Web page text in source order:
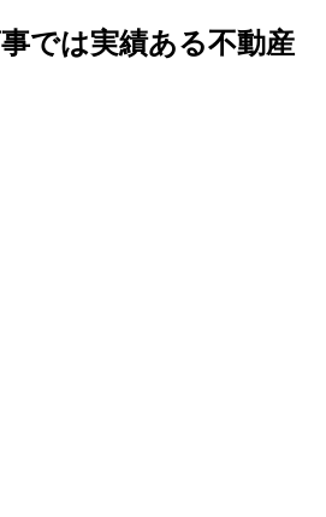
では実績ある不動産